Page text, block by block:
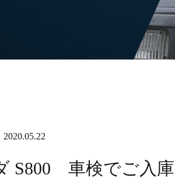
2020.05.22
S800 車検でご入